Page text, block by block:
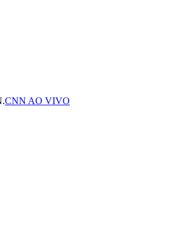
CNN AO VIVO